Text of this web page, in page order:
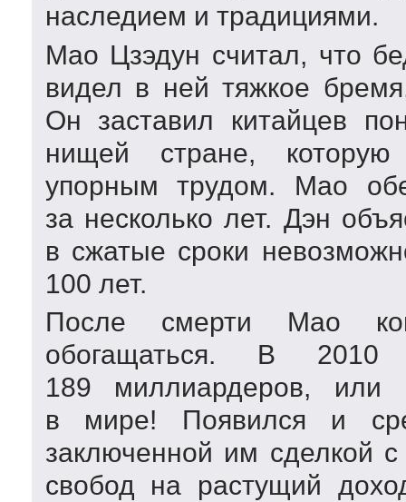
наследием и традициями.
Мао Цзэдун считал, что
видел в ней тяжкое
Он заставил китайцев
нищей стране, которую
упорным трудом. Мао
за несколько лет. Дэн
в сжатые сроки
100 лет.
После смерти Мао
обогащаться. В
189 миллиардеров, или
в мире! Появился и
заключенной им сделкой
свобод на растущий